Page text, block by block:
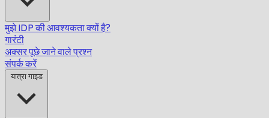
मुझे IDP की आवश्यकता क्यों है?
गारंटी
अक्सर पूछे जाने वाले प्रश्न
संपर्क करें
यात्रा गाइड